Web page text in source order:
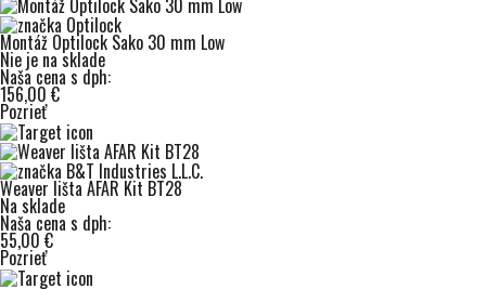
Montáž Optilock Sako 30 mm Low
Nie je na sklade
Naša cena s dph:
156,00 €
Pozrieť
Weaver lišta AFAR Kit BT28
Na sklade
Naša cena s dph:
55,00 €
Pozrieť